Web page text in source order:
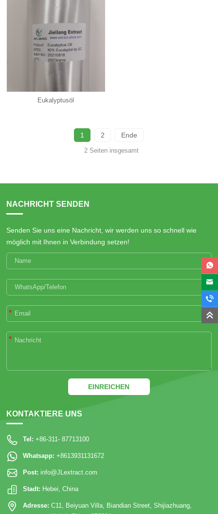
Eukalyptusöl
1 2 Ende
2 Seiten insgesamt
KONTAKTIERE UNS
Tel: +86-311- 87713100
Whatsapp: +8613931131672
Post: info@JLextract.com
Stadt: Hebei, China
Adresse: C11, Beiyuan Villa, Biandian Street, Shijiazhuang,
NACHRICHT SENDEN
Senden Sie uns eine Nachricht, wir werden uns so schnell wie
möglich mit Ihnen in Verbindung setzen!
*
*
EINREICHEN